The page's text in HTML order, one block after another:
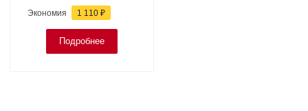
Экономия 1 110 ₽
Подробнее